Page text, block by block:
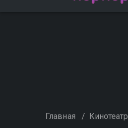
Главная / Кинотеатр